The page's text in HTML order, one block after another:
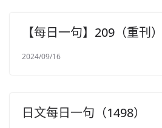
【每日一句】209（重刊）
2024/09/16
日文每日一句（1498）